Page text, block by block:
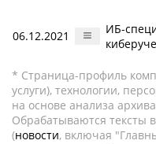
06.12.2021
ИБ-
* Страница-профиль
услуги), технологии,
на основе анализа
Обрабатываются тексты
(новости, включая